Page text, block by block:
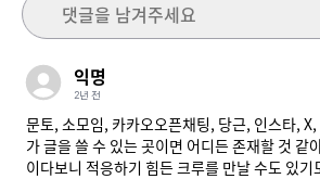
댓글을 남겨주세요
익명
2년 전
문토, 소모임, 카카오오픈채팅, 당근, 인스타,
가 글을 쓸 수 있는 곳이면 어디든 존재할 것 같
이다보니 적응하기 힘든 크루를 만날 수도 있기